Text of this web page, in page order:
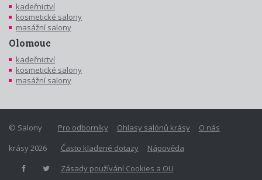
kadeřnictví
kosmetické salony
masážní salony
Olomouc
kadeřnictví
kosmetické salony
masážní salony
Pro odborníky Ohlasy salónů krásy
O nás
Často kladené dotazy
Nápověda
Zásady používání Cookies a OU
© Salony
krásy 2026